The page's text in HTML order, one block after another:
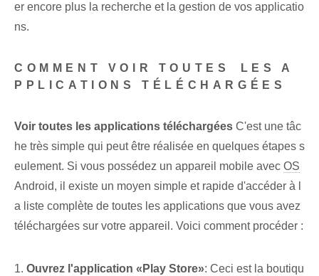
er encore plus la recherche et la gestion de vos applicatio
ns.
COMMENT VOIR TOUTES⁤ LES A
PPLICATIONS TÉLÉCHARGÉES
Voir toutes les applications téléchargées C'est une tâc
he très simple qui peut être réalisée en quelques étapes s
eulement. Si vous possédez un appareil mobile avec OS
Android, il existe un moyen simple et rapide d'accéder à l
a liste complète de toutes les applications que vous avez
téléchargées sur votre appareil. Voici comment procéder :
1. Ouvrez l'application⁣ «Play⁣ Store»: Ceci est la boutiqu